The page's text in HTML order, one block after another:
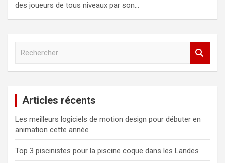
des joueurs de tous niveaux par son…
c
h
e
r
Articles récents
Les meilleurs logiciels de motion design pour débuter en
animation cette année
Top 3 piscinistes pour la piscine coque dans les Landes